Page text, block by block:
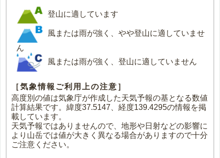
登山に適しています
風または雨が強く、やや登山に適していませ
ん
風または雨が強く、登山に適していません
［気象情報ご利用上の注意］
高度別の値は気象庁が作成した天気予報の基となる数値
計算結果です。緯度37.5147、経度139.4295の情報を掲
載しています。
天気予報ではありませんので、地形や日射などの影響に
より山岳では値が大きく異なる場合がありますので十分
ご注意ください。